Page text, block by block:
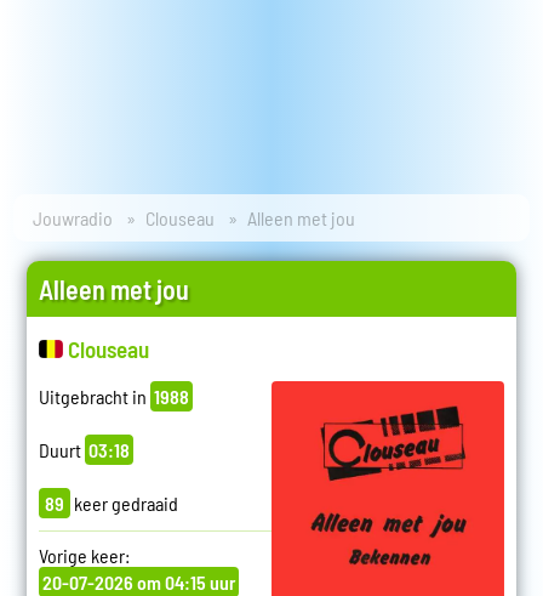
Jouwradio Clouseau Alleen met jou
Alleen met jou
Clouseau
Uitgebracht in 1988
Duurt 03:18
89 keer gedraaid
Vorige keer:
20-07-2026 om 04:15 uur